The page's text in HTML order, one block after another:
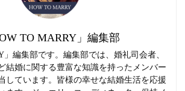
TO MARRY」編集部
」編集部です。編集部では、婚礼司会者、
結婚に関する豊富な知識を持ったメンバー
しています。皆様の幸せな結婚生活を応援